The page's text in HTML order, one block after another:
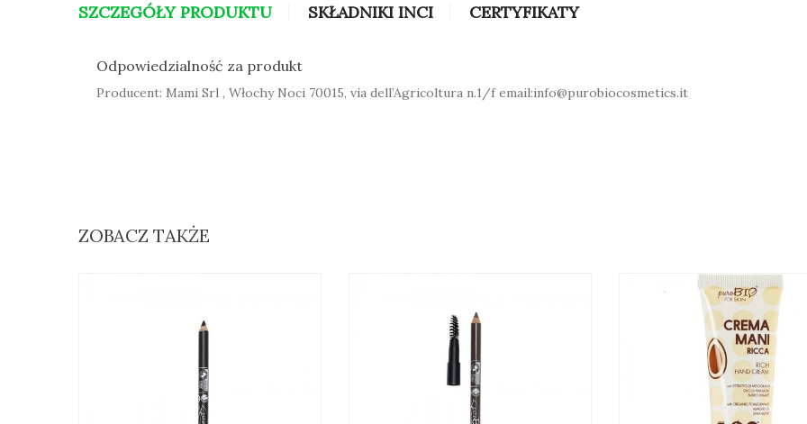
SPRAWDŹ KOLOR (CIENIE
SZCZEGÓŁY PRODUKTU SKŁADNIKI INCI CERTYFIKATY
Odpowiedzialność za produkt
Producent: Mami Srl , Włochy Noci 70015, via dell’Agricoltura n.1/f email:info@purobiocosmetics.it
ZOBACZ TAKŻE